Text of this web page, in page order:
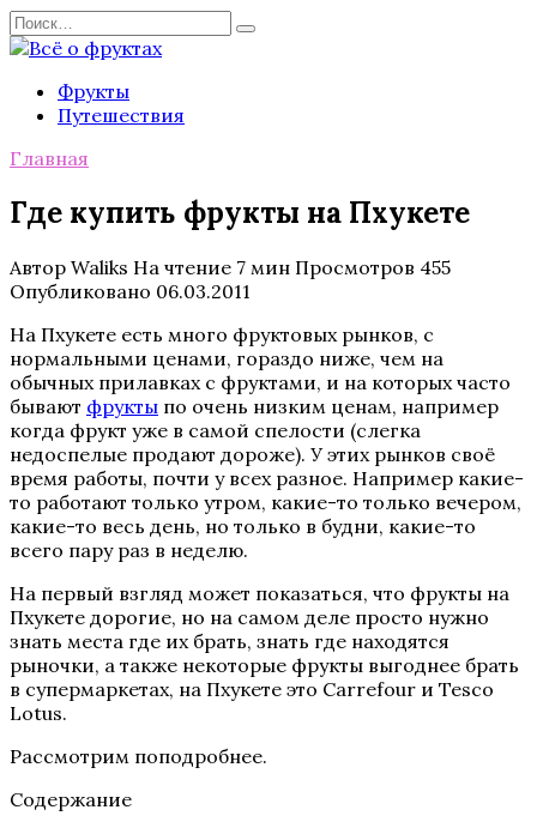
Перейти
к
Search
for:
Фрукты
Путешествия
Главная
Где купить фрукты на Пхукете
Автор Waliks На чтение 7 мин Просмотров 455
Опубликовано 06.03.2011
На Пхукете есть много фруктовых рынков, с
нормальными ценами, гораздо ниже, чем на
обычных прилавках с фруктами, и на которых часто
бывают фрукты по очень низким ценам, например
когда фрукт уже в самой спелости (слегка
недоспелые продают дороже). У этих рынков своё
время работы, почти у всех разное. Например какие-
то работают только утром, какие-то только вечером,
какие-то весь день, но только в будни, какие-то
всего пару раз в неделю.
На первый взгляд может показаться, что фрукты на
Пхукете дорогие, но на самом деле просто нужно
знать места где их брать, знать где находятся
рыночки, а также некоторые фрукты выгоднее брать
в супермаркетах, на Пхукете это Carrefour и Tesco
Lotus.
Рассмотрим поподробнее.
Содержание